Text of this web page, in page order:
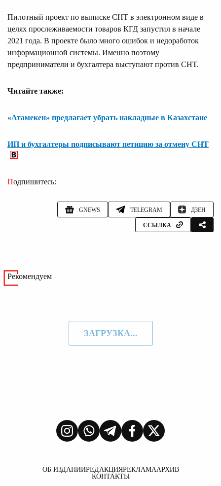
Пилотный проект по выписке СНТ в электронном виде в
целях прослеживаемости товаров КГД запустил в начале
2021 года. В проекте было много ошибок и недоработок
информационной системы. Именно поэтому
предприниматели и бухгалтера выступают против СНТ.
Читайте также:
«Атамекен» предлагает убрать накладные в Казахстане
ИП и бухгалтеры подписывают петицию за отмену СНТ
Подпишитесь:
GNEWS TELEGRAM ДЗЕН
ССЫЛКА
Рекомендуем
ЗАГРУЗКА...
ОБ ИЗДАНИИРЕДАКЦИЯРЕКЛАМААРХИВ
КОНТАКТЫ